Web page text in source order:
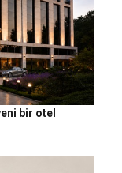
bir otel